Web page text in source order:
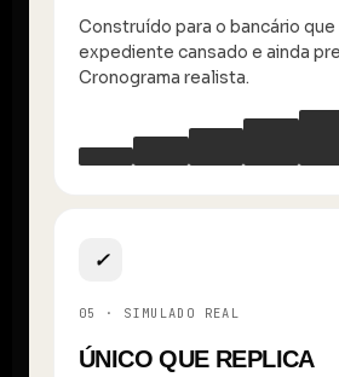
Construído para o bancário que
expediente cansado e ainda
Cronograma realista.
✓
05 · SIMULADO REAL
ÚNICO QUE REPLICA